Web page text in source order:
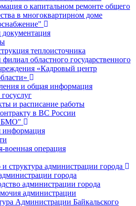
о капитальном ремонте общего
в многоквартирном доме
теплоисточника
областного государственного
«Кадровый центр
и общая информация
госуслуг
и расписание работы
в ВС России
военная операция
и структура администрации города
города
администрации города
администрации
Администрации Байкальского